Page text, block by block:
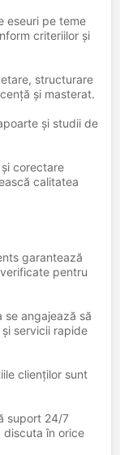
eseuri pe teme
criteriilor și
structurare
și masterat.
și studii de
corectare
calitatea
garantează
pentru
se angajează să
servicii rapide
clienților sunt
suport 24/7
discuta în orice